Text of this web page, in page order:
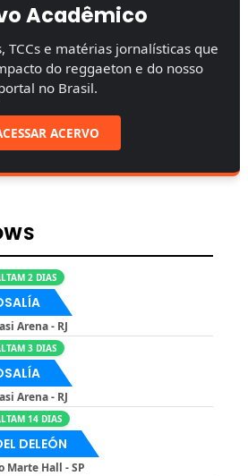
Acadêmico
TCCs e matérias jornalísticas que
do reggaeton e do nosso
no Brasil.
ACERVO
2 DIAS
Arena - RJ
3 DIAS
Arena - RJ
14 DIAS
DELEÓN
Marte Hall - SP